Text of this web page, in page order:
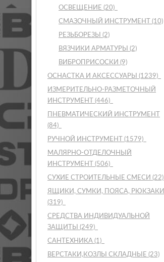
ОСВЕЩЕНИЕ (20)
СМАЗОЧНЫЙ ИНСТРУМЕНТ (10)
РЕЗЬБОРЕЗЫ (2)
ВЯЗЧИКИ АРМАТУРЫ (2)
ВИБРОПРИСОСКИ (9)
ОСНАСТКА И АКСЕССУАРЫ (1239)
ИЗМЕРИТЕЛЬНО-РАЗМЕТОЧНЫЙ
ИНСТРУМЕНТ (446)
ПНЕВМАТИЧЕСКИЙ ИНСТРУМЕНТ
(84)
РУЧНОЙ ИНСТРУМЕНТ (1579)
МАЛЯРНО-ОТДЕЛОЧНЫЙ
ИНСТРУМЕНТ (506)
СУХИЕ СТРОИТЕЛЬНЫЕ СМЕСИ (22)
ЯЩИКИ, СУМКИ, ПОЯСА, РЮКЗАКИ
(319)
СРЕДСТВА ИНДИВИДУАЛЬНОЙ
ЗАЩИТЫ (249)
САНТЕХНИКА (1)
ВЕРСТАКИ,КОЗЛЫ СКЛАДНЫЕ (23)